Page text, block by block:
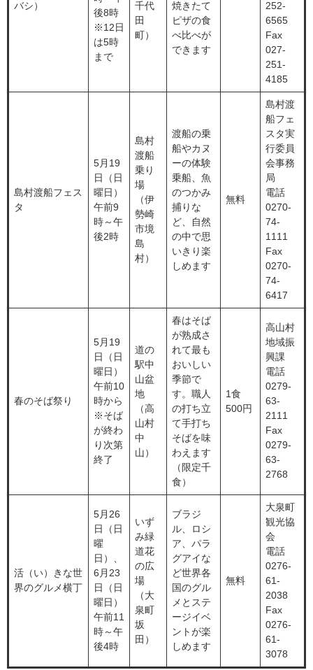
バシ）
後8時
※12日
は5時
まで
千代
田
町）
焼きたて
ピザの食
べ比べが
できます
252-
6565
Fax
027-
251-
4185
島村渡船フェス
タ
5月19
日（日
曜日）
午前9
時～午
後2時
島村
渡船
乗り
場
（伊
勢崎
市境
島
村）
渡船の乗
船やカヌ
ーの体験
乗船、魚
のつかみ
捕りな
ど、自然
の中で思
いきり楽
しめます
無料
島村渡
船フェ
スタ実
行委員
会事務
局
電話
0270-
74-
1111
Fax
0270-
74-
6417
春のそば祭り
5月19
日（日
曜日）
午前10
時から
※そば
が終わ
り次第
終了
道の
駅中
山盆
地
（高
山村
中
山）
春はそば
が熟成さ
れて最も
おいしい
季節で
す。職人
の打ち立
て手打ち
そばを味
わえます
（限定千
食）
1食
500円
高山村
地域振
興課
電話
0279-
63-
2111
Fax
0279-
63-
2768
活（い）きな世
界のグルメ横丁
5月26
日（日
曜
日）、
6月23
日（日
曜日）
午前11
時～午
後4時
いず
み緑
道花
の広
場
（大
泉町
坂
田）
ブラジ
ル、ロシ
ア、パラ
グアイな
ど世界各
国のグル
メとステ
ージイベ
ントが楽
しめます
無料
大泉町
観光協
会
電話
0276-
61-
2038
Fax
0276-
61-
3078